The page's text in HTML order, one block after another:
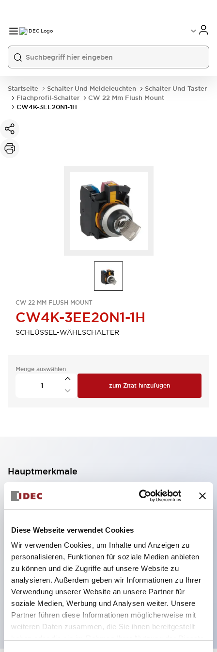
Diese Webseite verwendet Cookies
Wir verwenden Cookies, um Inhalte und Anzeigen zu
personalisieren, Funktionen für soziale Medien anbieten
zu können und die Zugriffe auf unsere Website zu
analysieren. Außerdem geben wir Informationen zu Ihrer
Verwendung unserer Website an unsere Partner für
soziale Medien, Werbung und Analysen weiter. Unsere
Partner führen diese Informationen möglicherweise mit
weiteren Daten zusammen, die Sie ihnen bereitgestellt
Startseite Schalter Und Meldeleuchten
Schalter Und Taster
Flachprofil-Schalter
CW 22 Mm Flush Mount
CW4K-3EE20N1-1H
CW 22 MM FLUSH MOUNT
CW4K-3EE20N1-1H
SCHLÜSSEL-WÄHLSCHALTER
Menge auswählen
zum Zitat hinzufügen
Hauptmerkmale
2-Kontakt-Block mit 2 Stufen, ermöglicht eine 4-
Kontakt-Konfiguration (Gewährleistung der
Isolierung zwischen den 2 Kontakten).
59,9 mm (※ 22-stufiger Kontaktblock).
Platzsparendes Design möglich.
Sicherheitsstruktur der 3. Generation: 2-Aktions-
Freisetzung, integrierter Schutz, IP20-
Fingerschutzstruktur